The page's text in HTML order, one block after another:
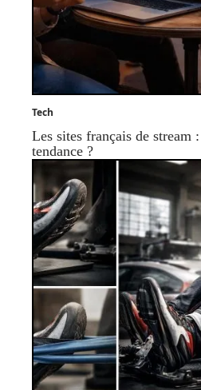
Tech
Les sites français de stream
tendance ?